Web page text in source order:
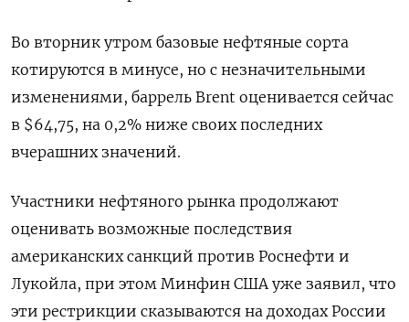
Во вторник утром базовые нефтяные сорта
котируются в минусе, но с незначительными
изменениями, баррель Brent оценивается сейчас
в $64,75, на 0,2% ниже своих последних
вчерашних значений.
Участники нефтяного рынка продолжают
оценивать возможные последствия
американских санкций против Роснефти и
Лукойла, при этом Минфин США уже заявил, что
эти рестрикции сказываются на доходах России